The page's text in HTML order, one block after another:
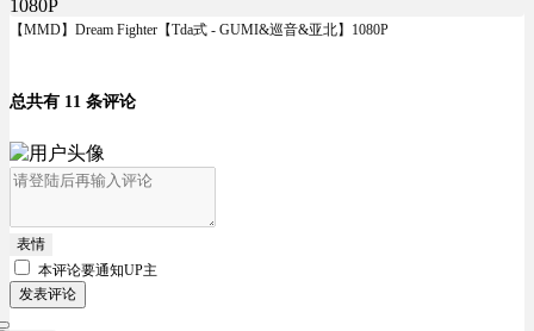
【MMD】Dream Fighter【Tda式 - GUMI&巡音&亚北】1080P
总共有 11 条评论
表情
本评论要通知UP主
发表评论